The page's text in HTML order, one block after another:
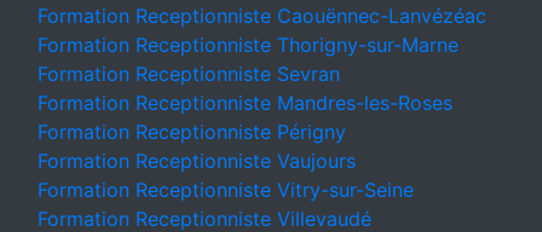
Formation Receptionniste Caouënnec-Lanvézéac
Formation Receptionniste Thorigny-sur-Marne
Formation Receptionniste Sevran
Formation Receptionniste Mandres-les-Roses
Formation Receptionniste Périgny
Formation Receptionniste Vaujours
Formation Receptionniste Vitry-sur-Seine
Formation Receptionniste Villevaudé